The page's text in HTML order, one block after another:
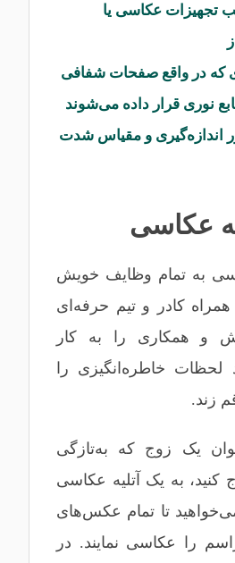
تجهیزات عکاسی یا
که در واقع صفحات شفافی
نوری قرار داده می‌شوند
اندازه‌گیری و مقیاس شدت
عکاسی
به تمام وظایف خویش
کادر و تیم حرفه‌ای
و همکاری را به کار
لحظات خاطره‌انگیزی را
زند.
یک زوج که به‌تازگی
کنید، به یک آتلیه عکاسی
تا تمام عکس‌های
را عکاسی نمایند. در